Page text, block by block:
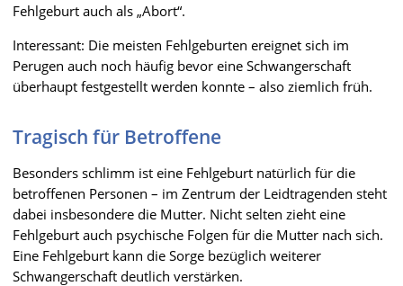
Fehlgeburt auch als „Abort“.
Interessant: Die meisten Fehlgeburten ereignet sich im
Perugen auch noch häufig bevor eine Schwangerschaft
überhaupt festgestellt werden konnte – also ziemlich früh.
Tragisch für Betroffene
Besonders schlimm ist eine Fehlgeburt natürlich für die
betroffenen Personen – im Zentrum der Leidtragenden steht
dabei insbesondere die Mutter. Nicht selten zieht eine
Fehlgeburt auch psychische Folgen für die Mutter nach sich.
Eine Fehlgeburt kann die Sorge bezüglich weiterer
Schwangerschaft deutlich verstärken.